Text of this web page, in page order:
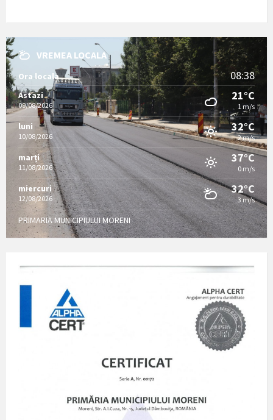
VREMEA LOCALA
Ora locala 08:38
Astazi
09/08/2026
21°C
1 m/s
luni
10/08/2026
32°C
2 m/s
marți
11/08/2026
37°C
0 m/s
miercuri
12/08/2026
32°C
3 m/s
PRIMARIA MUNICIPIULUI MORENI